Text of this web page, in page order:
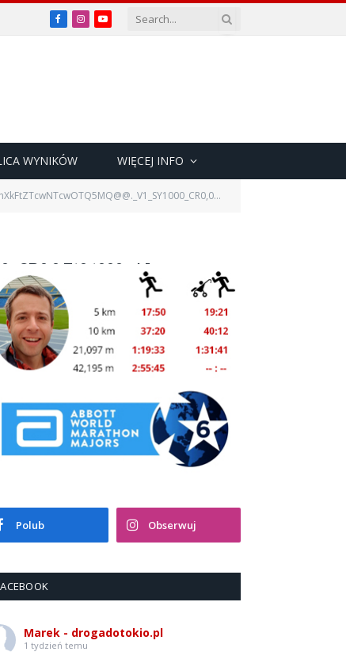
Facebook
InstagramYouTube
WYNIKÓW WIĘCEJ INFO
Polub Obserwuj
Marek - drogadotokio.pl
1 tydzień temu